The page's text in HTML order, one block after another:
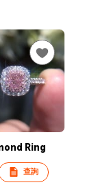
Ring
查詢